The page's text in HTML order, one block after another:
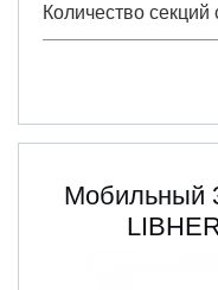
Количество секций
Мобильный